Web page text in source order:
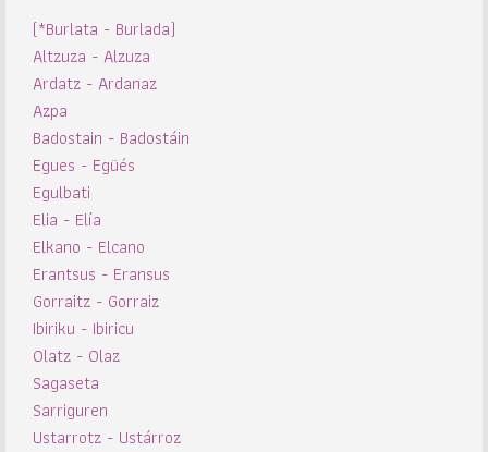
(*Burlata - Burlada)
Altzuza - Alzuza
Ardatz - Ardanaz
Azpa
Badostain - Badostáin
Egues - Egüés
Egulbati
Elia - Elía
Elkano - Elcano
Erantsus - Eransus
Gorraitz - Gorraiz
Ibiriku - Ibiricu
Olatz - Olaz
Sagaseta
Sarriguren
Ustarrotz - Ustárroz